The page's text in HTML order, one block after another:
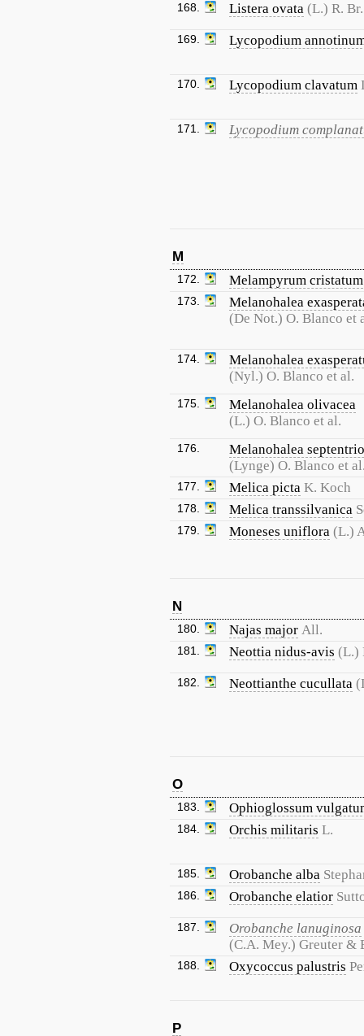
168. Listera ovata (L.) R. Br.
169. Lycopodium
170. Lycopodium clavatum
171. Lycopodium
M
172. Melampyrum cristatum
173.
Melanohalea
(De Not.) O. Blanco et
174.
Melanohalea
(Nyl.) O. Blanco et al.
175.
Melanohalea olivacea
(L.) O. Blanco et al.
176.
Melanohalea
(Lynge) O. Blanco et
177. Melica picta K. Koch
178. Melica transsilvanica
179. Moneses uniflora (L.)
N
180. Najas major All.
181. Neottia nidus-avis (L.)
182. Neottianthe cucullata
O
183. Ophioglossum
184. Orchis militaris L.
185. Orobanche alba
186. Orobanche elatior
187.
Orobanche lanuginosa
(C.A. Mey.) Greuter &
188. Oxycoccus palustris
P